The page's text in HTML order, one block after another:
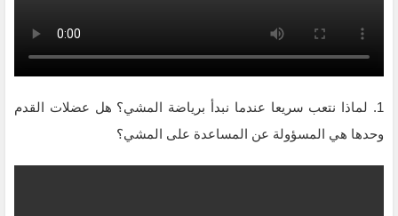
1. لماذا نتعب سريعا عندما نبدأ برياضة المشي؟ هل عضلات القدم
وحدها هي المسؤولة عن المساعدة على المشي؟